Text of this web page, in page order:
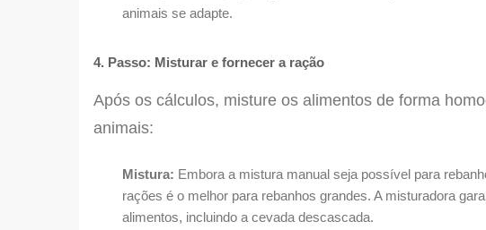
animais se adapte.
4. Passo: Misturar e fornecer a ração
Após os cálculos, misture os alimentos de forma
animais:
Mistura: Embora a mistura manual seja possível para
rações é o melhor para rebanhos grandes. A misturadora
alimentos, incluindo a cevada descascada.